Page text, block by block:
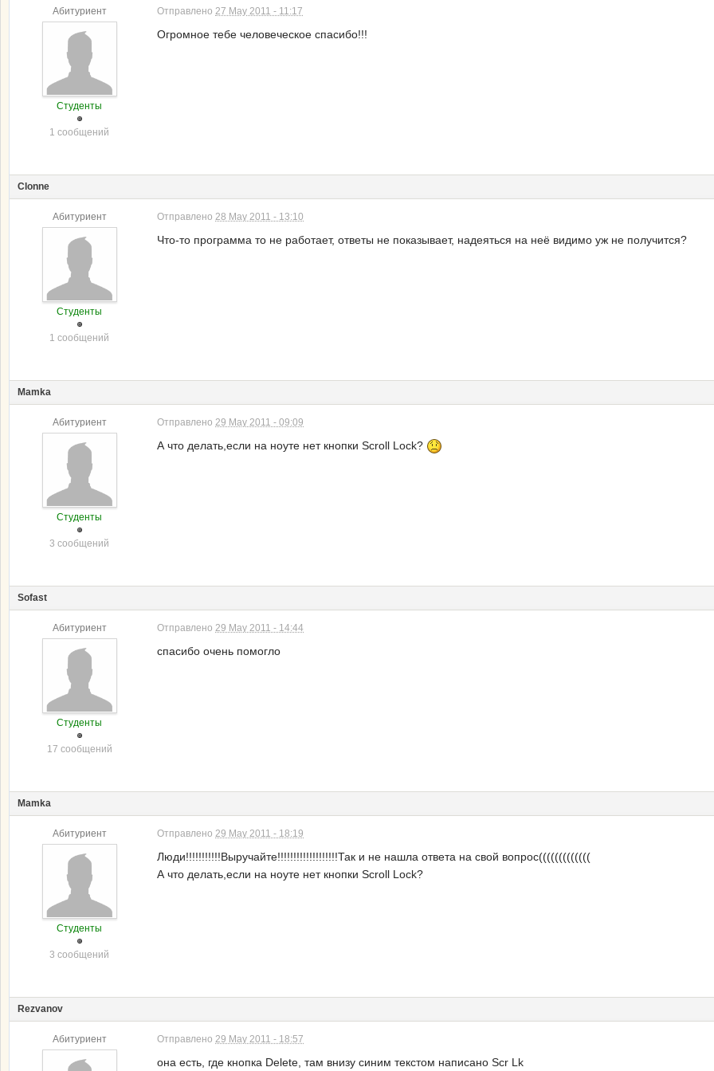
Абитуриент
Студенты
1 сообщений
Отправлено 27 May 2011 - 11:17
Огромное тебе человеческое спасибо!!!
Clonne
Абитуриент
Студенты
1 сообщений
Отправлено 28 May 2011 - 13:10
Что-то программа то не работает, ответы не показывает, надеяться на неё видимо уж не получится?
Mamka
Абитуриент
Студенты
3 сообщений
Отправлено 29 May 2011 - 09:09
А что делать,если на ноуте нет кнопки Scroll Lock?
Sofast
Абитуриент
Студенты
17 сообщений
Отправлено 29 May 2011 - 14:44
спасибо очень помогло
Mamka
Абитуриент
Студенты
3 сообщений
Отправлено 29 May 2011 - 18:19
Люди!!!!!!!!!!!Выручайте!!!!!!!!!!!!!!!!!!!Так и не нашла ответа на свой вопрос(((((((((((((
А что делать,если на ноуте нет кнопки Scroll Lock?
Rezvanov
Абитуриент Отправлено 29 May 2011 - 18:57
она есть, где кнопка Delete, там внизу синим текстом написано Scr Lk